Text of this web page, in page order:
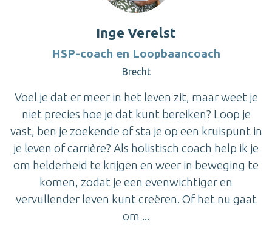
Inge Verelst
HSP-coach en Loopbaancoach
Brecht
Voel je dat er meer in het leven zit, maar weet je
niet precies hoe je dat kunt bereiken? Loop je
vast, ben je zoekende of sta je op een kruispunt in
je leven of carrière? Als holistisch coach help ik je
om helderheid te krijgen en weer in beweging te
komen, zodat je een evenwichtiger en
vervullender leven kunt creëren. Of het nu gaat
om ...